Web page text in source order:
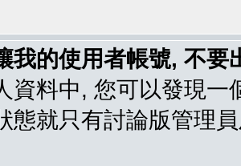
我的使用者帳號, 不
資料中, 您可以發現一
態就只有討論版管理